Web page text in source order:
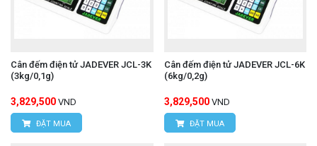
Cân đếm điện tử JADEVER JCL-3K
(3kg/0,1g)
3,829,500 VND
ĐẶT MUA
Cân đếm điện tử JADEVER JCL-6K
(6kg/0,2g)
3,829,500 VND
ĐẶT MUA